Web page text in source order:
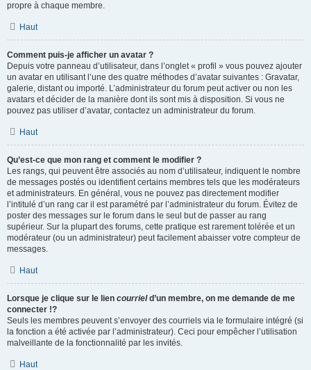
propre à chaque membre.
Haut
Comment puis-je afficher un avatar ?
Depuis votre panneau d’utilisateur, dans l’onglet « profil » vous pouvez ajouter
un avatar en utilisant l’une des quatre méthodes d’avatar suivantes : Gravatar,
galerie, distant ou importé. L’administrateur du forum peut activer ou non les
avatars et décider de la manière dont ils sont mis à disposition. Si vous ne
pouvez pas utiliser d’avatar, contactez un administrateur du forum.
Haut
Qu’est-ce que mon rang et comment le modifier ?
Les rangs, qui peuvent être associés au nom d’utilisateur, indiquent le nombre
de messages postés ou identifient certains membres tels que les modérateurs
et administrateurs. En général, vous ne pouvez pas directement modifier
l’intitulé d’un rang car il est paramétré par l’administrateur du forum. Évitez de
poster des messages sur le forum dans le seul but de passer au rang
supérieur. Sur la plupart des forums, cette pratique est rarement tolérée et un
modérateur (ou un administrateur) peut facilement abaisser votre compteur de
messages.
Haut
Lorsque je clique sur le lien courrield’un membre, on me demande de me
connecter !?
Seuls les membres peuvent s’envoyer des courriels via le formulaire intégré (si
la fonction a été activée par l’administrateur). Ceci pour empêcher l’utilisation
malveillante de la fonctionnalité par les invités.
Haut